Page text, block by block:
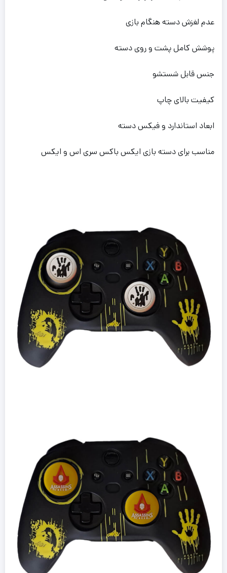
عدم لغزش دسته هنگام بازی
پوشش کامل پشت و روی دسته
جنس قابل شستشو
کیفیت بالای چاپ
ابعاد استاندارد و فیکس دسته
مناسب برای دسته بازی ایکس باکس سری اس و ایکس